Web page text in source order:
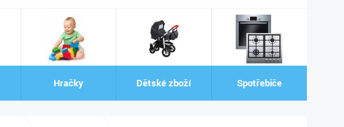
Hračky Dětské zboží Spotřebiče